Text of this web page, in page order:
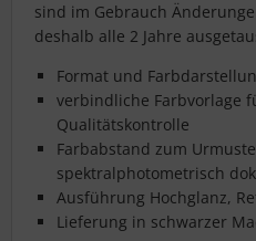
sind im Gebrauch
deshalb alle 2 Jahre
Format und
verbindliche Farbvorlage
Qualitätskontrolle
Farbabstand zum
spektralphotometrisch
Ausführung Hochglanz,
Lieferung in schwarzer